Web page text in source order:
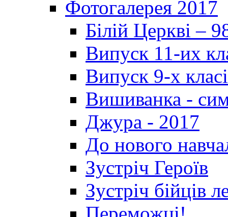
Фотогалерея 2017
Білій Церкві –
Випуск 11-их
Випуск 9-х
Вишиванка -
Джура - 2017
До нового
Зустріч Героїв
Зустріч бійців